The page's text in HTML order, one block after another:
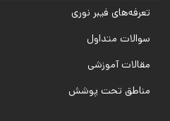
تعرفه‌های فیبر نوری
سوالات متداول
مقالات آموزشی
مناطق تحت پوشش